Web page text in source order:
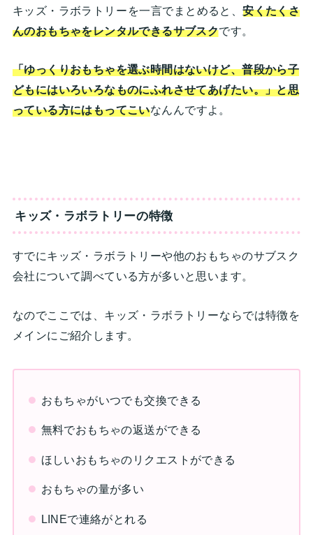
キッズ・ラボラトリー を一言でまとめると、安くたくさ
んのおもちゃをレンタルできるサブスクです。
「ゆっくりおもちゃを選ぶ時間はないけど、普段から子
どもにはいろいろなものにふれさせてあげたい。」と思
っている方にはもってこいなんんですよ。
キッズ・ラボラトリーの特徴
すでにキッズ・ラボラトリーや他のおもちゃのサブスク
会社について調べている方が多いと思います。
なのでここでは、キッズ・ラボラトリーならでは特徴を
メインにご紹介します。
おもちゃがいつでも交換できる
無料でおもちゃの返送ができる
ほしいおもちゃのリクエストができる
おもちゃの量が多い
LINEで連絡がとれる